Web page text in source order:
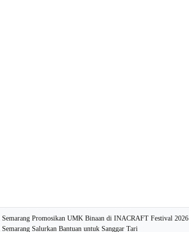
Semarang Promosikan UMK Binaan di INACRAFT Festival 2026
Semarang Salurkan Bantuan untuk Sanggar Tari